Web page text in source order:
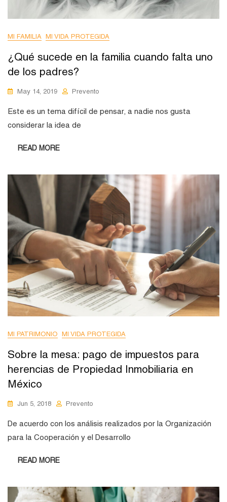
MI FAMILIA MI VIDA PROTEGIDA
¿Qué sucede en la familia cuando falta uno
de los padres?
May 14, 2019 Prevento
Este es un tema difícil de pensar, a nadie nos gusta
considerar la idea de
READ MORE
MI PATRIMONIO MI VIDA PROTEGIDA
Sobre la mesa: pago de impuestos para
herencias de Propiedad Inmobiliaria en
México
Jun 5, 2018 Prevento
De acuerdo con los análisis realizados por la Organización
para la Cooperación y el Desarrollo
READ MORE